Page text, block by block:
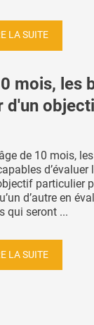
LA SUITE
mois, les
d'un
de 10 mois,
d’évaluer
particulier
d’autre en
qui seront ...
LA SUITE